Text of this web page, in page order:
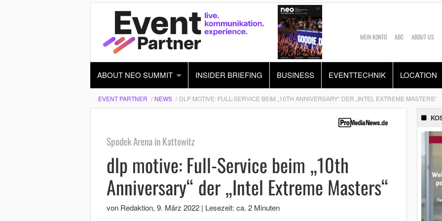
MEIN KONTO ABC ABOUT US
ABOUT NEO SUMMIT INSIDER BRIEFING BUSINESS EVENTTECHNIK LOCATION
EVENT PARTNER NEWS DLP MOTIVE: FULL-SERVICE BEIM „10TH ANNIVERSARY“ DER „INTEL EXTREME MASTERS“
Spodek Arena in Kattowitz
dlp motive: Full-Service beim „10th
Anniversary“ der „Intel Extreme Masters“
von Redaktion, 9. März 2022 | Lesezeit: ca. 2 Minuten